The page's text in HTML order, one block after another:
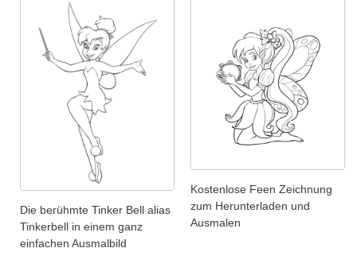
Die berühmte Tinker Bell alias
Tinkerbell in einem ganz
einfachen Ausmalbild
Kostenlose Feen Zeichnung
zum Herunterladen und
Ausmalen